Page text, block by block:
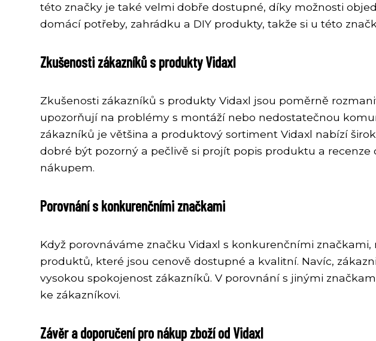
této značky je také velmi dobře dostupné, díky možnosti
domácí potřeby, zahrádku a DIY produkty, takže si u této
Zkušenosti zákazníků s produkty Vidaxl
Zkušenosti zákazníků s produkty Vidaxl jsou poměrně
upozorňují na problémy s montáží nebo nedostatečnou
zákazníků je většina a produktový sortiment Vidaxl nabízí
dobré být pozorný a pečlivě si projít popis produktu a
nákupem.
Porovnání s konkurenčními značkami
Když porovnáváme značku Vidaxl s konkurenčními
produktů, které jsou cenově dostupné a kvalitní. Navíc,
vysokou spokojenost zákazníků. V porovnání s jinými
ke zákazníkovi.
Závěr a doporučení pro nákup zboží od Vidaxl